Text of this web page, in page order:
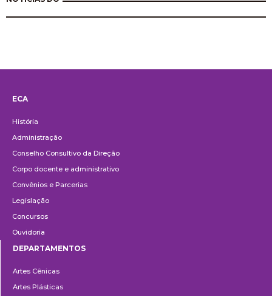
ECA
História
Administração
Conselho Consultivo da Direção
Corpo docente e administrativo
Convênios e Parcerias
Legislação
Concursos
Ouvidoria
DEPARTAMENTOS
Artes Cênicas
Artes Plásticas